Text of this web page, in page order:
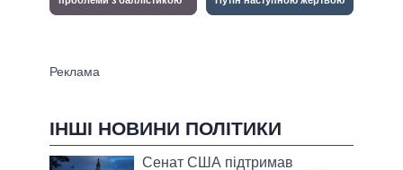
ІНШІ НОВИНИ ПОЛІТИКИ
Сенат США підтримав